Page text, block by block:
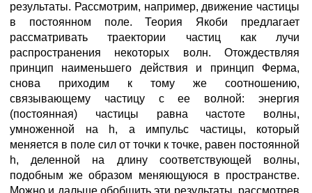
результаты. Рассмотрим, например, движение частицы
в постоянном поле. Теория Якоби предлагает
рассматривать траектории частиц как лучи
распространения некоторых волн. Отождествляя
принцип наименьшего действия и принцип Ферма,
снова приходим к тому же соотношению,
связывающему частицу с ее волной: энергия
(постоянная) частицы равна частоте волны,
умноженной на h, а импульс частицы, который
меняется в поле сил от точки к точке, равен постоянной
h, деленной на длину соответствующей волны,
подобным же образом меняющуюся в пространстве.
Можно и дальше обобщить эти результаты, рассмотрев